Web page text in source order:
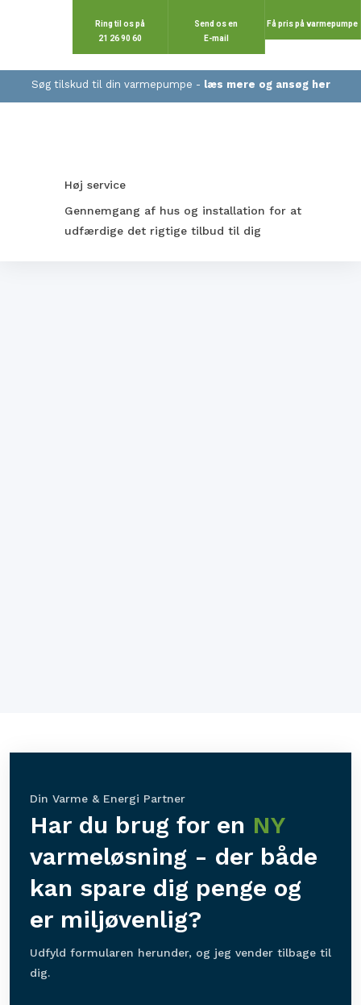
Ring til os på
​21 26 90 60
Send os en
​E-mail
Få pris på varmepumpe
Søg tilskud til din varmepumpe - læs mere og ansøg her​​
Høj service
Gennemgang af hus og installation for at
udfærdige det rigtige tilbud til dig​
​Din Varme & Energi Partner
Har du brug for en NY
varmeløsning - der både
kan spare dig penge og
er miljøvenlig?
Udfyld formularen herunder, og jeg vender tilbage til
dig.